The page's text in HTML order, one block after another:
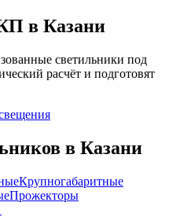
в Казани
светильники под
расчёт и подготовят
в Казани
Крупногабаритные
Прожекторы